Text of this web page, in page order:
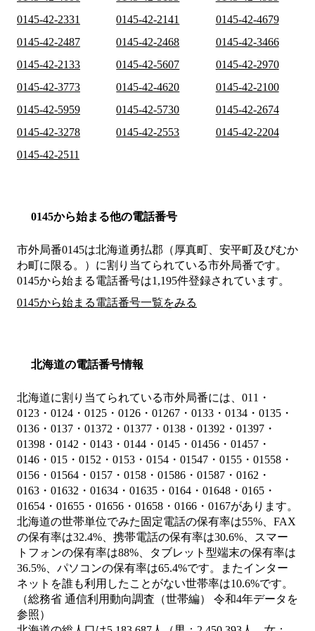
0145-42-2331
0145-42-2141
0145-42-4679
0145-42-2487
0145-42-2468
0145-42-3466
0145-42-2133
0145-42-5607
0145-42-2970
0145-42-3773
0145-42-4620
0145-42-2100
0145-42-5959
0145-42-5730
0145-42-2674
0145-42-3278
0145-42-2553
0145-42-2204
0145-42-2511
0145から始まる他の電話番号
市外局番0145は北海道勇払郡（厚真町、安平町及びむか
わ町に限る。） に割り当てられている市外局番です。
0145から始まる電話番号は1,195件登録されています。
0145から始まる電話番号一覧をみる
北海道の電話番号情報
北海道に割り当てられている市外局番には、011・
0123・0124・0125・0126・01267・0133・0134・0135・
0136・0137・01372・01377・0138・01392・01397・
01398・0142・0143・0144・0145・01456・01457・
0146・015・0152・0153・0154・01547・0155・01558・
0156・01564・0157・0158・01586・01587・0162・
0163・01632・01634・01635・0164・01648・0165・
01654・01655・01656・01658・0166・0167があります。
北海道の世帯単位でみた固定電話の保有率は55%、FAX
の保有率は32.4%、携帯電話の保有率は30.6%、スマー
トフォンの保有率は88%、タブレット型端末の保有率は
36.5%、パソコンの保有率は65.4%です。またインター
ネットを誰も利用したことがない世帯率は10.6%です。
（総務省 通信利用動向調査（世帯編） 令和4年データを
参照）